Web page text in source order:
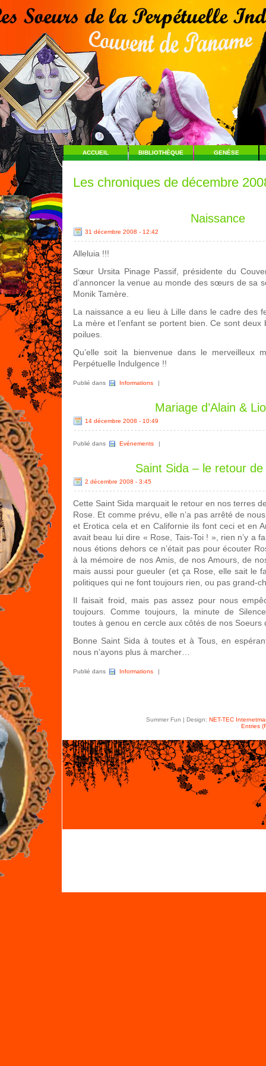
ACCUEIL BIBLIOTHÈQUE GENÈSE
Les chroniques de décembre
Naissance
31 décembre 2008 - 12:42
Alleluia !!!
Sœur Ursita Pinage Passif, présidente du
d’annoncer la venue au monde des sœurs de sa
Monik Tamère.
La naissance a eu lieu à Lille dans le cadre des
La mère et l’enfant se portent bien. Ce sont deux
poilues.
Qu’elle soit la bienvenue dans le merveilleux
Perpétuelle Indulgence !!
Publié dans Informations |
Mariage d’Alain &
14 décembre 2008 - 10:49
Publié dans Evénements |
Saint Sida – le retour
2 décembre 2008 - 3:45
Cette Saint Sida marquait le retour en nos terres
Rose. Et comme prévu, elle n’a pas arrêté de
et Erotica cela et en Californie ils font ceci et en
avait beau lui dire « Rose, Tais-Toi ! », rien n’y a
nous étions dehors ce n’était pas pour écouter
à la mémoire de nos Amis, de nos Amours, de
mais aussi pour gueuler (et ça Rose, elle sait le
politiques qui ne font toujours rien, ou pas grand-
Il faisait froid, mais pas assez pour nous
toujours. Comme toujours, la minute de
toutes à genou en cercle aux côtés de nos Soeurs
Bonne Saint Sida à toutes et à Tous, en
nous n’ayons plus à marcher…
Publié dans Informations |
Summer Fun | Design: NET-TEC
Entries